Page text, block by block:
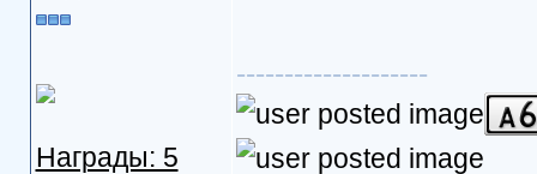
Награды: 5
--------------------